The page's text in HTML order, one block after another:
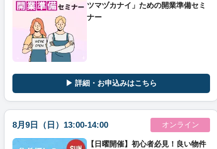
ツマヅカナイ」ための開業準備セミ
ナー
▶ 詳細・お申込みはこちら
8月9日（日）13:00-14:00 オンライン
【日曜開催】初心者必見！良い物件